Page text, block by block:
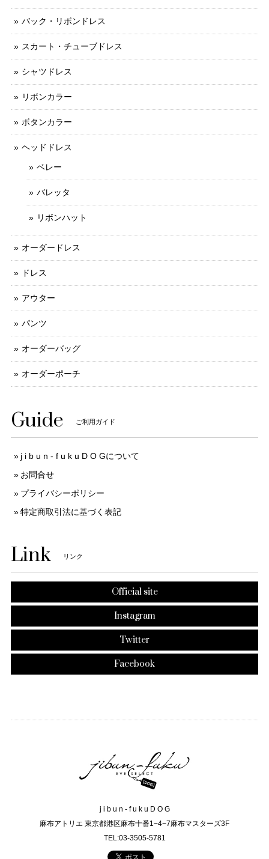
バック・リボンドレス
スカート・チューブドレス
シャツドレス
リボンカラー
ボタンカラー
ヘッドドレス
ベレー
バレッタ
リボンハット
オーダードレス
ドレス
アウター
パンツ
オーダーバッグ
オーダーポーチ
Guide ご利用ガイド
j i b u n - f u k u D O Gについて
お問合せ
プライバシーポリシー
特定商取引法に基づく表記
Link リンク
Official site
Instagram
Twitter
Facebook
j i b u n - f u k u D O G
麻布アトリエ 東京都港区麻布十番1−4−7麻布マスターズ3F
TEL:03-3505-5781